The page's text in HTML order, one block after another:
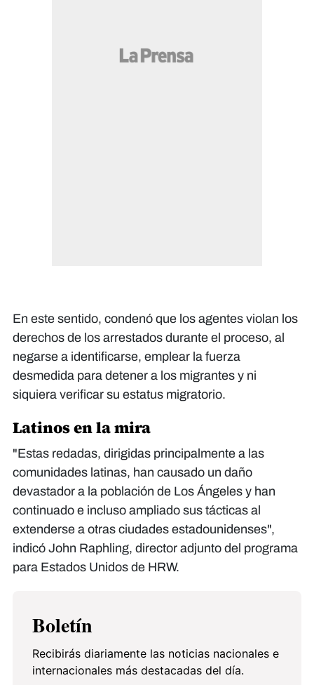
En este sentido, condenó que los agentes violan los
derechos de los arrestados durante el proceso, al
negarse a identificarse, emplear la fuerza
desmedida para detener a los migrantes y ni
siquiera verificar su estatus migratorio.
Latinos en la mira
"Estas redadas, dirigidas principalmente a las
comunidades latinas, han causado un daño
devastador a la población de Los Ángeles y han
continuado e incluso ampliado sus tácticas al
extenderse a otras ciudades estadounidenses",
indicó John Raphling, director adjunto del programa
para Estados Unidos de HRW.
Boletín
Recibirás diariamente las noticias nacionales e
internacionales más destacadas del día.